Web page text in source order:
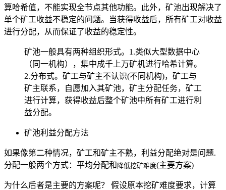
算哈希值，不能实现全节点其他功能。此外，矿池出现解决了
单个矿工收益不稳定的问题。当获得收益后，所有矿工对收益
进行分配，从而保证了收益的稳定性。
矿池一般具有两种组织形式。1.类似大型数据中心
（同一机构），集中成千上万矿机进行哈希计算。
2.分布式。矿工与矿主不认识(不同机构)，矿工与
矿主联系，自愿加入其矿池，矿主分配任务，矿工
进行计算，获得收益后整个矿池中所有矿工进行利
益分配。
矿池利益分配方法
如果像第二种情况，矿工和矿主不熟，利益分配绝对是问题.
分配一般两个方式：平均分配和 降低挖矿难度(主要方案)
为什么后者是主要的方案呢？ 假设原本挖矿难度要求，计算